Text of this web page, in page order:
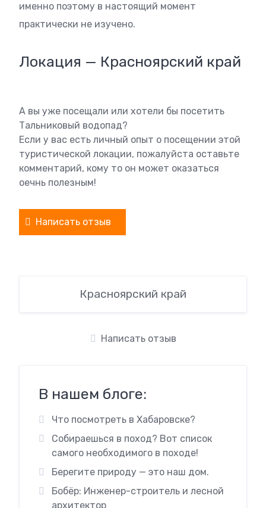
именно поэтому в настоящий момент
практически не изучено.
Локация — Красноярский край
А вы уже посещали или хотели бы посетить
Тальниковый водопад?
Если у вас есть личный опыт о посещении этой
туристической локации, пожалуйста оставьте
комментарий, кому то он может оказаться
оечнь полезным!
Написать отзыв
Красноярский край
Написать отзыв
В нашем блоге:
Что посмотреть в Хабаровске?
Собираешься в поход? Вот список
самого необходимого в походе!
Берегите природу — это наш дом.
Бобёр: Инженер-строитель и лесной
архитектор